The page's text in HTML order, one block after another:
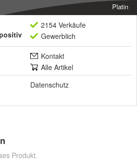
Platin
2154 Verkäufe
Gewerblich
Kontakt
Alle Artikel
Datenschutz
Produkt.